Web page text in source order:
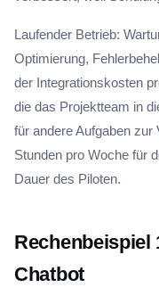
Laufender Betrieb:
Optimierung,
der Integrationskosten
die das Projektteam in
für andere Aufgaben zur
Stunden pro Woche für
Dauer des Piloten.
Rechenbeispiel
Chatbot